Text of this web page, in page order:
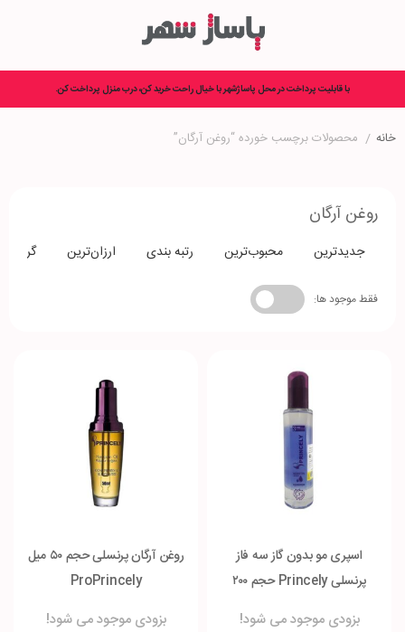
با قابلیت پرداخت در محل پاساژشهر با خیال راحت خرید کن، درب منزل پرداخت کن.
خانه / محصولات برچسب خورده “روغن آرگان”
روغن آرگان
جدیدترین محبوب‌ترین رتبه بندی ارزان‌ترین
فقط موجود ها:
اسپری مو بدون گاز سه فاز
پرنسلی Princely حجم ۲۰۰
بزودی موجود می شود!
روغن آرگان پرنسلی حجم ۵۰ میل
ProPrincely
بزودی موجود می شود!